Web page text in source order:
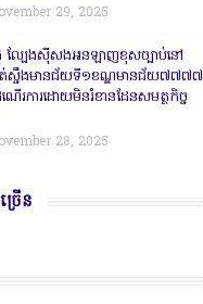
29, 2025
ល្បែងស៊ីសងអនឡាញខុសច្បាប់នៅ
ត់សឹ្ចងមានជ័យទី១ខណ្ឌមានជ័យ៧៧៧៧
ើរការដោយមិនរំខានដែនសមត្ថកិច្ច
28, 2025
រើន